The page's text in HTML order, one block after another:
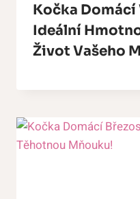
Kočka Domácí
Ideální
Život Vašeho